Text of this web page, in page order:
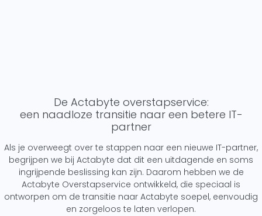
De Actabyte overstapservice:
een naadloze transitie naar een betere IT-
partner
Als je overweegt over te stappen naar een nieuwe IT-partner,
begrijpen we bij Actabyte dat dit een uitdagende en soms
ingrijpende beslissing kan zijn. Daarom hebben we de
Actabyte Overstapservice ontwikkeld, die speciaal is
ontworpen om de transitie naar Actabyte soepel, eenvoudig
en zorgeloos te laten verlopen.